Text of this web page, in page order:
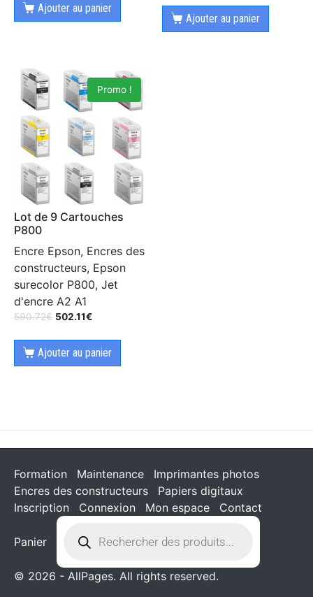
Ajouter au panier
Ajouter au panier
Promo !
Lot de 9 Cartouches
P800
Encre Epson, Encres des
constructeurs, Epson
surecolor P800, Jet
d'encre A2 A1
590.72€ 502.11€
Ajouter au panier
Formation Maintenance
Imprimantes photos
Encres des constructeurs
Papiers digitaux
Inscription
Connexion Mon espace Contact
Panier
© 2026 - AllPages. All rights reserved.